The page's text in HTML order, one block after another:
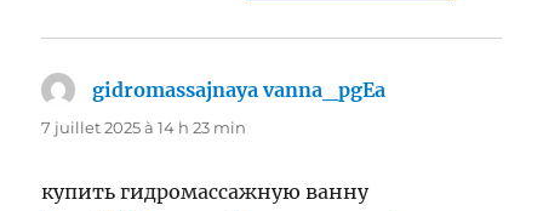
gidromassajnaya vanna_pgEa
7 juillet 2025 à 14 h 23 min
купить гидромассажную ванну